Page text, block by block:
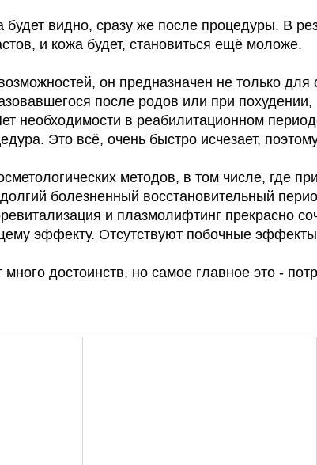
будет видно, сразу же после процедуры. В
и кожа будет, становиться ещё моложе.
он предназначен не только
после родов или при
необходимости в реабилитационном
Это всё, очень быстро исчезает,
методов, в том числе, где
долгий болезненный восстановительный
и плазмолифтинг прекрасно
эффекту. Отсутствуют побочные
много достоинств, но самое главное это -